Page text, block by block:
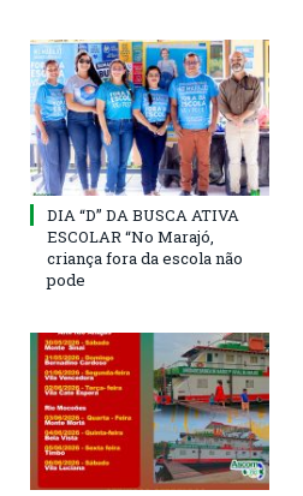
DIA “D” DA BUSCA ATIVA
ESCOLAR “No Marajó,
criança fora da escola não
pode